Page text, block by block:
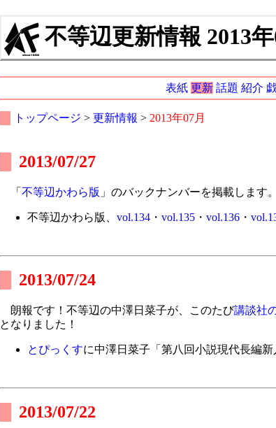
不等辺更新情報 2013年
表紙 更新 話題 紹介
トップページ > 更新情報 > 2013年07月
2013/07/27
「 不等辺かわら版 」のバックナンバーを掲載します
不等辺かわら版、 vol.134・ vol.135・ vol.136・
2013/07/24
朗報です！不等辺の中澤日菜子が、このたび講談社
となりました！
とぴっくすに中澤日菜子「第八回小説現代長編新
2013/07/22